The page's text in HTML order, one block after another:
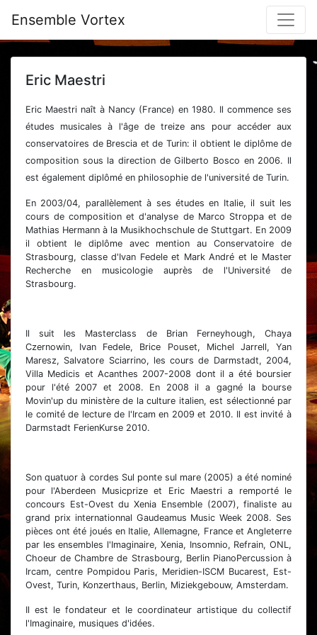
Ensemble Vortex
Eric Maestri
Eric Maestri naît à Nancy (France) en 1980. Il commence ses
études musicales à l'âge de treize ans pour accéder aux
conservatoires de Brescia et de Turin: il obtient le diplôme de
composition sous la direction de Gilberto Bosco en 2006. Il
est également diplômé en philosophie de l'université de Turin.
En 2003/04, parallèlement à ses études en Italie, il suit les
cours de composition et d'analyse de Marco Stroppa et de
Mathias Hermann à la Musikhochschule de Stuttgart. En 2009
il obtient le diplôme avec mention au Conservatoire de
Strasbourg, classe d'Ivan Fedele et Mark André et le Master
Recherche en musicologie auprès de l'Université de
Strasbourg.
Il suit les Masterclass de Brian Ferneyhough, Chaya
Czernowin, Ivan Fedele, Brice Pouset, Michel Jarrell, Yan
Maresz, Salvatore Sciarrino, les cours de Darmstadt, 2004,
Villa Medicis et Acanthes 2007-2008 dont il a été boursier
pour l'été 2007 et 2008. En 2008 il a gagné la bourse
Movin'up du ministère de la culture italien, est sélectionné par
le comité de lecture de l'Ircam en 2009 et 2010. Il est invité à
Darmstadt FerienKurse 2010.
Son quatuor à cordes Sul ponte sul mare (2005) a été nominé
pour l'Aberdeen Musicprize et Eric Maestri a remporté le
concours Est-Ovest du Xenia Ensemble (2007), finaliste au
grand prix internationnal Gaudeamus Music Week 2008. Ses
pièces ont été joués en Italie, Allemagne, France et Angleterre
par les ensembles l'Imaginaire, Xenia, Insomnio, Refrain, ONL,
Choeur de Chambre de Strasbourg, Berlin PianoPercussion à
Ircam, centre Pompidou Paris, Meridien-ISCM Bucarest, Est-
Ovest, Turin, Konzerthaus, Berlin, Miziekgebouw, Amsterdam.
Il est le fondateur et le coordinateur artistique du collectif
l'Imaginaire, musiques d'idées.